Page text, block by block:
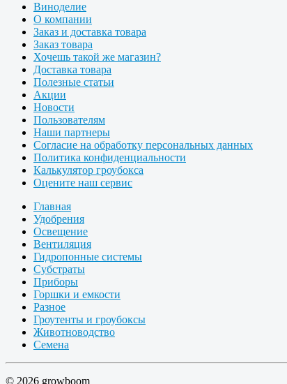
Виноделие
О компании
Заказ и доставка товара
Заказ товара
Хочешь такой же магазин?
Доставка товара
Полезные статьи
Акции
Новости
Пользователям
Наши партнеры
Согласие на обработку персональных данных
Политика конфиденциальности
Калькулятор гроубокса
Оцените наш сервис
Главная
Удобрения
Освещение
Вентиляция
Гидропонные системы
Субстраты
Приборы
Горшки и емкости
Разное
Гроутенты и гроубоксы
Животноводство
Семена
© 2026 growboom